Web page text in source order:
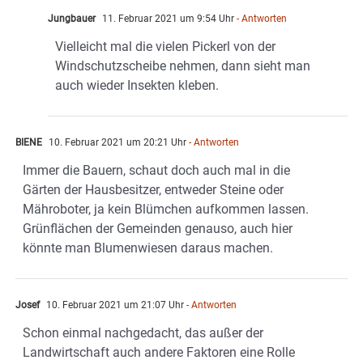
Jungbauer 11. Februar 2021 um 9:54 Uhr - Antworten
Vielleicht mal die vielen Pickerl von der
Windschutzscheibe nehmen, dann sieht man
auch wieder Insekten kleben.
BIENE 10. Februar 2021 um 20:21 Uhr - Antworten
Immer die Bauern, schaut doch auch mal in die
Gärten der Hausbesitzer, entweder Steine oder
Mähroboter, ja kein Blümchen aufkommen lassen.
Grünflächen der Gemeinden genauso, auch hier
könnte man Blumenwiesen daraus machen.
Josef 10. Februar 2021 um 21:07 Uhr - Antworten
Schon einmal nachgedacht, das außer der
Landwirtschaft auch andere Faktoren eine Rolle